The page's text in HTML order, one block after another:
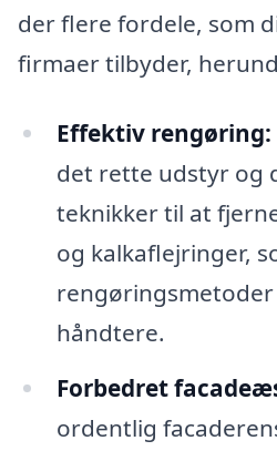
der flere fordele, som
firmaer tilbyder,
Effektiv rengøring:
det rette udstyr og
teknikker til at
og kalkaflejringer,
rengøringsmetoder
håndtere.
Forbedret
ordentlig